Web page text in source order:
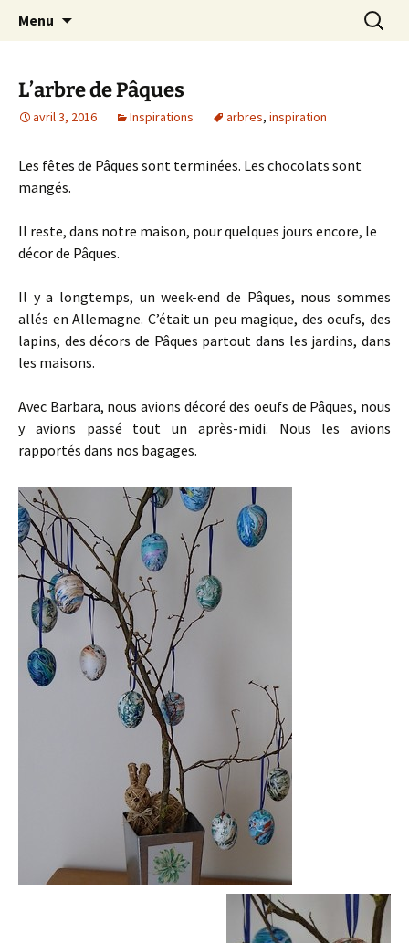
filsetcrayons
Le blog de Sophie A
Menu
L’arbre de Pâques
avril 3, 2016 Inspirations arbres, inspiration
Les fêtes de Pâques sont terminées. Les chocolats sont
mangés.
Il reste, dans notre maison, pour quelques jours encore, le
décor de Pâques.
Il y a longtemps, un week-end de Pâques, nous sommes
allés en Allemagne. C’était un peu magique, des oeufs, des
lapins, des décors de Pâques partout dans les jardins, dans
les maisons.
Avec Barbara, nous avions décoré des oeufs de Pâques, nous
y avions passé tout un après-midi. Nous les avions
rapportés dans nos bagages.